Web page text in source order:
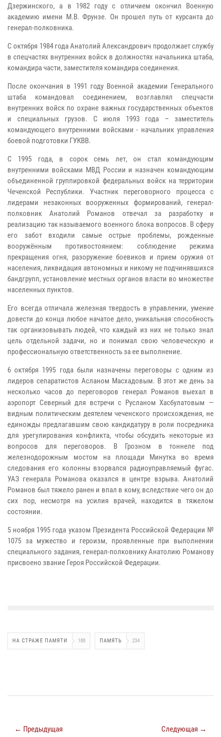
Дзержинского, а в 1982 году с отличием окончил Военную
академию имени М.В. Фрунзе. Он прошел путь от курсанта до
генерал-полковника.
С октября 1984 года Анатолий Александрович продолжает службу
в спецчастях внутренних войск в должностях начальника штаба,
командира части, заместителя командира соединения.
После окончания в 1991 году Военной академии Генерального
штаба командовал соединением, возглавлял спецчасти
внутренних войск по охране важных государственных объектов
и специальных грузов. С июля 1993 года – заместитель
командующего внутренними войсками - начальник управления
боевой подготовки ГУКВВ.
С 1995 года, в сорок семь лет, он стал командующим
внутренними войсками МВД России и назначен командующим
объединенной группировкой федеральных войск на территории
Чеченской Республики. Участник переговорного процесса с
лидерами незаконных вооруженных формирований, генерал-
полковник Анатолий Романов отвечал за разработку и
реализацию так называемого военного блока вопросов. В сферу
его забот входили самые острые проблемы, рожденные
вооружённым противостоянием: соблюдение режима
прекращения огня, разоружение боевиков и прием оружия от
населения, ликвидация автономных и никому не подчинявшихся
бандгрупп, установление местных органов власти во множестве
населенных пунктов.
Его всегда отличала железная твердость в управлении, умение
довести до конца любое начатое дело, уникальная способность
так организовывать людей, что каждый из них не только знал
цель отдельной задачи, но и понимал свою человеческую и
профессиональную ответственность за ее выполнение.
6 октября 1995 года были назначены переговоры с одним из
лидеров сепаратистов Асланом Масхадовым. В этот же день за
несколько часов до переговоров генерал Романов выехал в
аэропорт Северный для встречи с Русланом Хасбулатовым —
видным политическим деятелем чеченского происхождения, не
единожды предлагавшим свою кандидатуру в роли посредника
для урегулирования конфликта, чтобы обсудить некоторые из
вопросов для переговоров. В Грозном в тоннеле под
железнодорожным мостом на площади Минутка во время
следования его колонны взорвался радиоуправляемый фугас.
УАЗ генерала Романова оказался в центре взрыва. Анатолий
Романов был тяжело ранен и впал в кому, вследствие чего он до
сих пор, несмотря на усилия врачей, находится в тяжелом
состоянии.
5 ноября 1995 года указом Президента Российской Федерации №
1075 за мужество и героизм, проявленные при выполнении
специального задания, генерал-полковнику Анатолию Романову
присвоено звание Героя Российской Федерации.
НА СТРАЖЕ ПАМЯТИ 188 ПАМЯТЬ 234
← Предыдущая Следующая →